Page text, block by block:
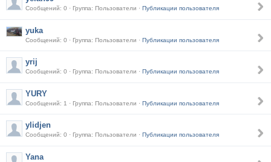
Сообщений: 0 · Группа: Пользователи · Публикации пользователя
yuka
Сообщений: 0 · Группа: Пользователи · Публикации пользователя
yrij
Сообщений: 0 · Группа: Пользователи · Публикации пользователя
YURY
Сообщений: 1 · Группа: Пользователи · Публикации пользователя
ylidjen
Сообщений: 0 · Группа: Пользователи · Публикации пользователя
Yana